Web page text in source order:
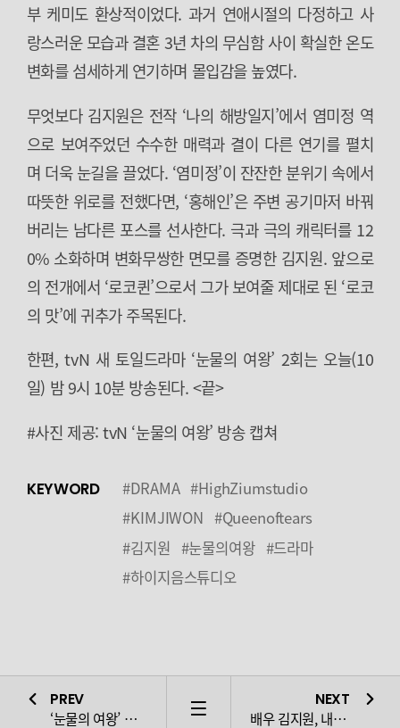
부 케미도 환상적이었다. 과거 연애시절의 다정하고 사
랑스러운 모습과 결혼 3년 차의 무심함 사이 확실한 온도
변화를 섬세하게 연기하며 몰입감을 높였다.
무엇보다 김지원은 전작 ‘나의 해방일지’에서 염미정 역
으로 보여주었던 수수한 매력과 결이 다른 연기를 펼치
며 더욱 눈길을 끌었다. ‘염미정’이 잔잔한 분위기 속에서
따뜻한 위로를 전했다면, ‘홍해인’은 주변 공기마저 바꿔
버리는 남다른 포스를 선사한다. 극과 극의 캐릭터를 12
0% 소화하며 변화무쌍한 면모를 증명한 김지원. 앞으로
의 전개에서 ‘로코퀸’으로서 그가 보여줄 제대로 된 ‘로코
의 맛’에 귀추가 주목된다.
한편, tvN 새 토일드라마 ‘눈물의 여왕’ 2회는 오늘(10
일) 밤 9시 10분 방송된다. <끝>
#사진 제공: tvN ‘눈물의 여왕’ 방송 캡쳐
KEYWORD #DRAMA #HighZiumstudio
#KIMJIWON #Queenoftears
#김지원 #눈물의여왕 #드라마
#하이지음스튜디오
PREV
‘눈물의 여왕’ 김지원, 희비 오가는 세밀한 감정 연기… 시청자 압
LIST
NEXT
배우 김지원, 내추럴 세련미 돋보이는 화보 공개…